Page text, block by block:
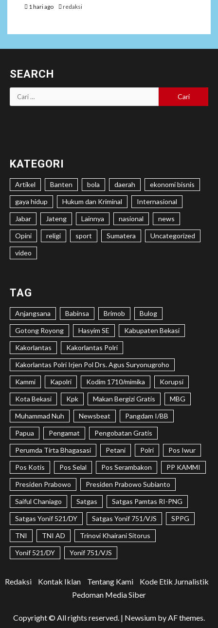
1 hari ago redaksi
SEARCH
Cari
untuk:
KATEGORI
Artikel Banten bola daerah ekonomi bisnis
gaya hidup Hukum dan Kriminal Internasional
Jabar Jateng Lainnya nasional news
Opini religi sport Sumatera Uncategorized
video
TAG
Anjangsana Babinsa Brimob Bulog
Gotong Royong Hasyim SE Kabupaten Bekasi
Kakorlantas Kakorlantas Polri
Kakorlantas Polri Irjen Pol Drs. Agus Suryonugroho
Kammi Kapolri Kodim 1710/mimika Korupsi
Kota Bekasi Kpk Makan Bergizi Gratis MBG
Muhammad Nuh Newsbeat Pangdam I/BB
Papua Pengamat Pengobatan Gratis
Perumda Tirta Bhagasasi Petani Polri Pos Iwur
Pos Kotis Pos Selal Pos Serambakon PP KAMMI
Presiden Prabowo Presiden Prabowo Subianto
Saiful Chaniago Satgas Satgas Pamtas RI-PNG
Satgas Yonif 521/DY Satgas Yonif 751/VJS SPPG
TNI TNI AD Trinovi Khairani Sitorus
Yonif 521/DY Yonif 751/VJS
Redaksi Kontak Iklan Tentang Kami
Kode Etik Jurnalistik
Pedoman Media Siber
Copyright © All rights reserved. | Newsium by AF themes.